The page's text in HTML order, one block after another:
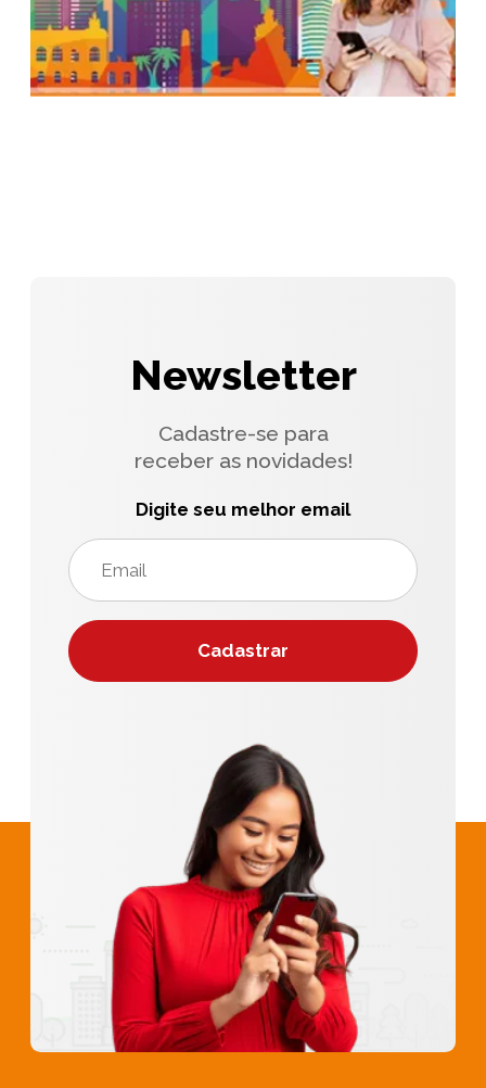
Newsletter
Cadastre-se para
receber as novidades!
Digite seu melhor email